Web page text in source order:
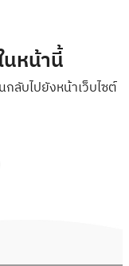
หน้านี้
บไปยังหน้าเว็บไซต์